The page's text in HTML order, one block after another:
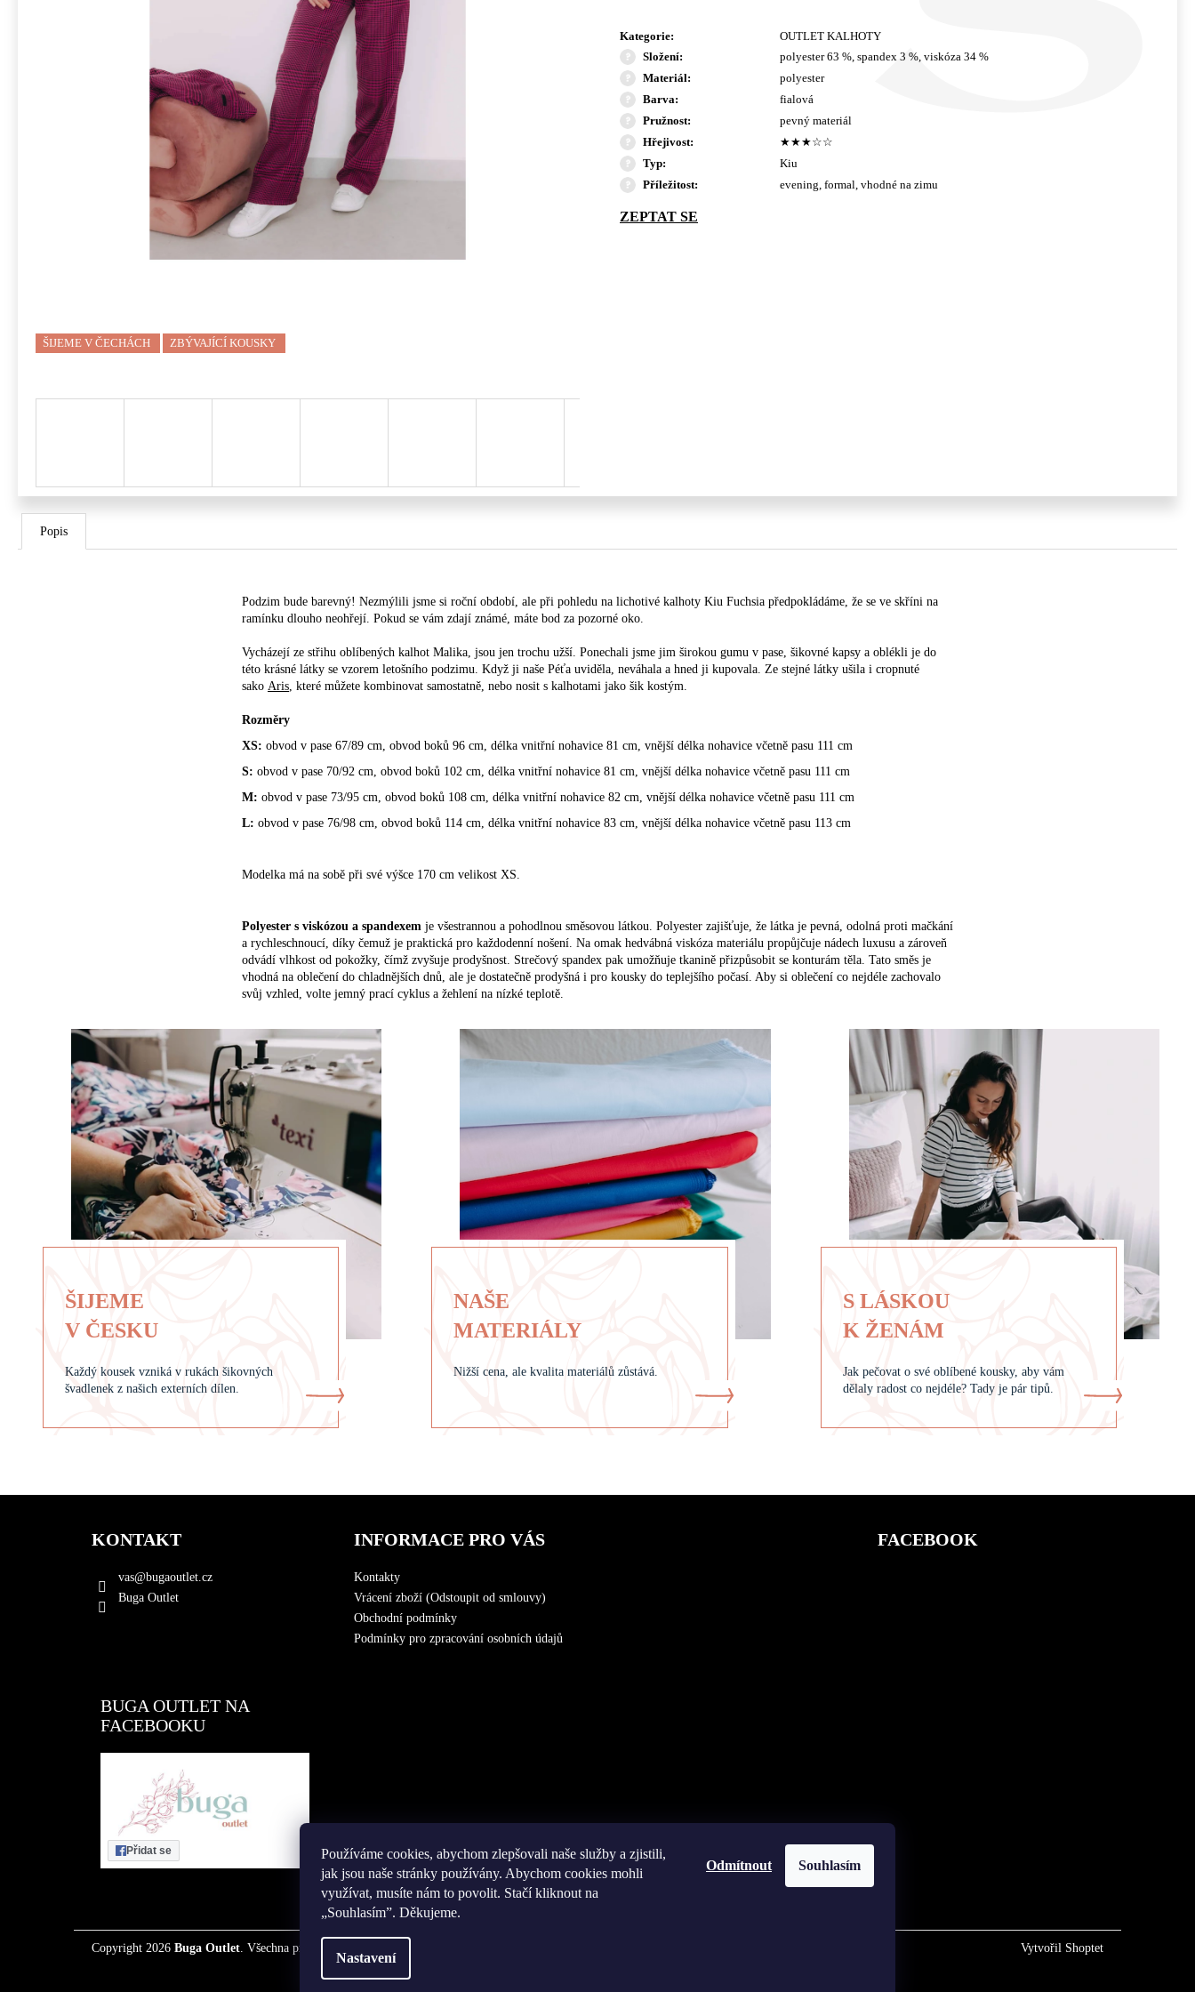
Používáme cookies, abychom zlepšovali naše služby a zjistili,
jak jsou naše stránky používány. Abychom cookies mohli
využívat, musíte nám to povolit. Stačí kliknout na
„Souhlasím”. Děkujeme.
Nastavení
Odmítnout Souhlasím
Kategorie:
OUTLET KALHOTY
Složení:
polyester 63 %, spandex 3 %, viskóza 34 %
Materiál:
polyester
Barva:
fialová
Pružnost:
pevný materiál
Hřejivost:
★★★☆☆
Typ:
Kiu
Příležitost: evening, formal, vhodné na zimu
ŠIJEME V ČECHÁCH ZBÝVAJÍCÍ KOUSKY
Popis
Podzim bude barevný! Nezmýlili jsme si roční období, ale při pohledu na lichotivé kalhoty Kiu Fuchsia předpokládáme, že se ve skříni na
ramínku dlouho neohřejí. Pokud se vám zdají známé, máte bod za pozorné oko.
Vycházejí ze střihu oblíbených kalhot Malika, jsou jen trochu užší. Ponechali jsme jim širokou gumu v pase, šikovné kapsy a oblékli je do
této krásné látky se vzorem letošního podzimu. Když ji naše Péťa uviděla, neváhala a hned ji kupovala. Ze stejné látky ušila i cropnuté
sako Aris , které můžete kombinovat samostatně, nebo nosit s kalhotami jako šik kostým.
Rozměry
XS: obvod v pase 67/89 cm, obvod boků 96 cm, délka vnitřní nohavice 81 cm, vnější délka nohavice včetně pasu 111 cm
S: obvod v pase 70/92 cm, obvod boků 102 cm, délka vnitřní nohavice 81 cm, vnější délka nohavice včetně pasu 111 cm
M: obvod v pase 73/95 cm, obvod boků 108 cm, délka vnitřní nohavice 82 cm, vnější délka nohavice včetně pasu 111 cm
L: obvod v pase 76/98 cm, obvod boků 114 cm, délka vnitřní nohavice 83 cm, vnější délka nohavice včetně pasu 113 cm
Modelka má na sobě při své výšce 170 cm velikost XS.
Polyester s viskózou a spandexem je všestrannou a pohodlnou směsovou látkou. Polyester zajišťuje, že látka je pevná, odolná proti mačkání
a rychleschnoucí, díky čemuž je praktická pro každodenní nošení. Na omak hedvábná viskóza materiálu propůjčuje nádech luxusu a zároveň
odvádí vlhkost od pokožky, čímž zvyšuje prodyšnost. Strečový spandex pak umožňuje tkanině přizpůsobit se konturám těla. Tato směs je
vhodná na oblečení do chladnějších dnů, ale je dostatečně prodyšná i pro kousky do teplejšího počasí. Aby si oblečení co nejdéle zachovalo
svůj vzhled, volte jemný prací cyklus a žehlení na nízké teplotě.
ŠIJEME
V ČESKU
Každý kousek vzniká v rukách šikovných
švadlenek z našich externích dílen.
NAŠE
MATERIÁLY
Nižší cena, ale kvalita materiálů zůstává.
S LÁSKOU
K ŽENÁM
Jak pečovat o své oblíbené kousky, aby vám
dělaly radost co nejdéle? Tady je pár tipů.
KONTAKT
vas@bugaoutlet.cz
Buga Outlet
INFORMACE PRO VÁS
Kontakty
Vrácení zboží (Odstoupit od smlouvy)
Obchodní podmínky
Podmínky pro zpracování osobních údajů
FACEBOOK
BUGA OUTLET NA
FACEBOOKU
Přidat se
Vytvořil Shoptet
Copyright 2026 Buga Outlet. Všechna práva vyhrazena.